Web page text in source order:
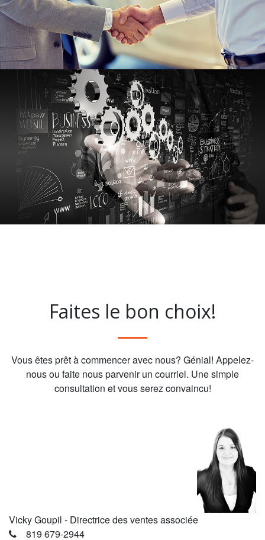
Faites le bon choix!
Vous êtes prêt à commencer avec nous? Génial! Appelez-
nous ou faite nous parvenir un courriel. Une simple
consultation et vous serez convaincu!
Vicky Goupil - Directrice des ventes associée
819 679-2944